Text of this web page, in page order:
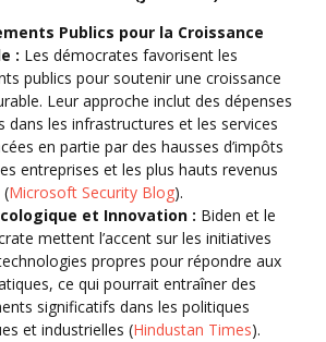
Publics pour la Croissance
: Les démocrates favorisent les
publics pour soutenir une croissance
Leur approche inclut des dépenses
dans les infrastructures et les services
en partie par des hausses d’impôts
entreprises et les plus hauts revenus
(Microsoft Security Blog).
et Innovation : Biden et le
mettent l’accent sur les initiatives
propres pour répondre aux
ce qui pourrait entraîner des
significatifs dans les politiques
et industrielles (Hindustan Times).